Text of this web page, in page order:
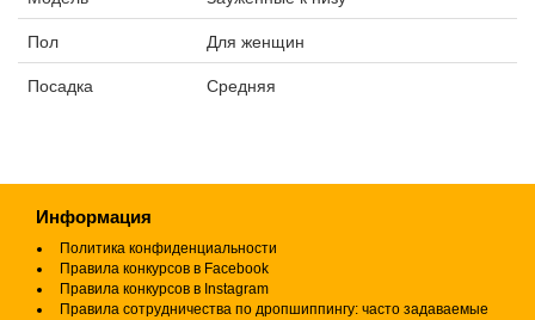
Пол
Для женщин
Посадка
Средняя
Информация
Политика конфиденциальности
Правила конкурсов в Facebook
Правила конкурсов в Instagram
Правила сотрудничества по дропшиппингу: часто задаваемые